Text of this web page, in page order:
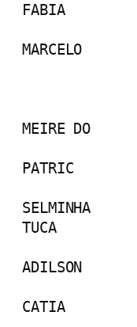
AVANTE		70666	SELMINHA